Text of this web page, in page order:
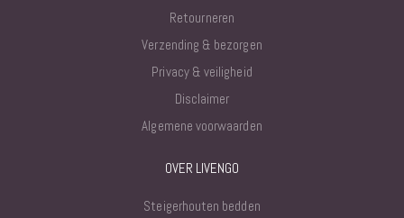
Retourneren
Verzending & bezorgen
Privacy & veiligheid
Disclaimer
Algemene voorwaarden
OVER LIVENGO
Steigerhouten bedden